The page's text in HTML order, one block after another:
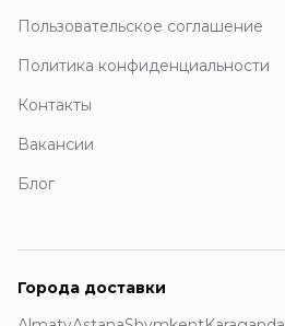
Пользовательское соглашение
Политика конфиденциальности
Контакты
Вакансии
Блог
Города доставки